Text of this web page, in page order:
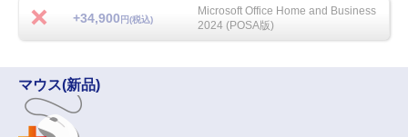
+34,900 円(税込)
Microsoft Office Home and Business
2024 (POSA版)
マウス(新品)